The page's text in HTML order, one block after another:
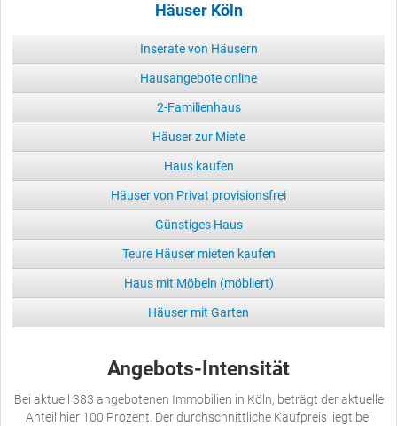
Häuser Köln
Inserate von Häusern
Hausangebote online
2-Familienhaus
Häuser zur Miete
Haus kaufen
Häuser von Privat provisionsfrei
Günstiges Haus
Teure Häuser mieten kaufen
Haus mit Möbeln (möbliert)
Häuser mit Garten
Angebots-Intensität
Bei aktuell 383 angebotenen Immobilien in Köln, beträgt der aktuelle
Anteil hier 100 Prozent. Der durchschnittliche Kaufpreis liegt bei